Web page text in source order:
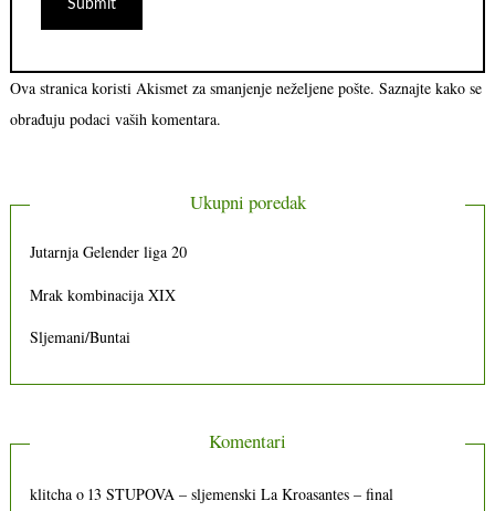
Ova stranica koristi Akismet za smanjenje neželjene pošte. Saznajte kako se
obrađuju podaci vaših komentara.
Ukupni poredak
Jutarnja Gelender liga 20
Mrak kombinacija XIX
Sljemani/Buntai
Komentari
klitcha o13 STUPOVA – sljemenski La Kroasantes – final